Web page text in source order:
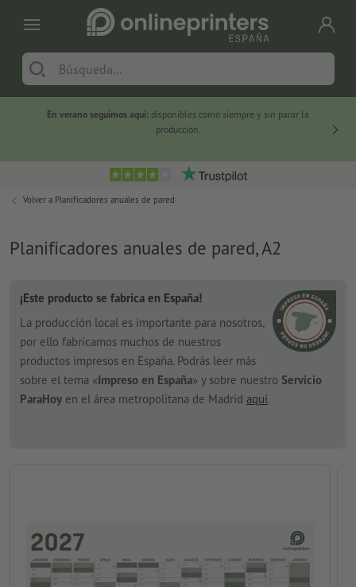
En verano seguimos aquí: disponibles como siempre y sin parar la
producción.
Volver a Planificadores anuales de pared
Planificadores anuales de pared, A2
¡Este producto se fabrica en España!
La producción local es importante para nosotros,
por ello fabricamos muchos de nuestros
productos impresos en España. Podrás leer más
sobre el tema «Impreso en España» y sobre nuestro Servicio
ParaHoy en el área metropolitana de Madrid aquí.